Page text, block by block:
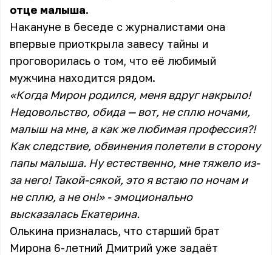
отце малыша.
Накануне в беседе с журналистами она
впервые приоткрыла завесу тайны и
проговорилась о том, что её любимый
мужчина находится рядом.
«Когда Мирон родился, меня вдруг накрыло!
Недовольство, обида — вот, не сплю ночами,
малыш на мне, а как же любимая профессия?!
Как следствие, обвинения полетели в сторону
папы малыша. Ну естественно, мне тяжело из-
за него! Такой-сякой, это я встаю по ночам и
не сплю, а не он!» - эмоционально
высказалась Екатерина.
Олькина призналась, что старший брат
Мирона 6-летний Дмитрий уже задаёт